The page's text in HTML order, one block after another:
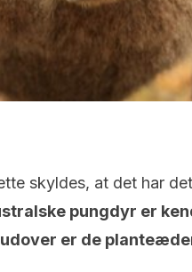
skyldes, at det har
pungdyr er
er de